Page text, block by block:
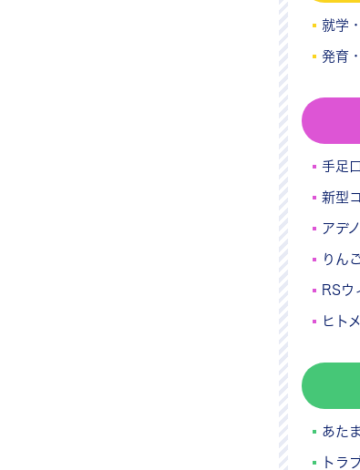
就学
発育
手足
新型
アデ
りん
RSウ
ヒト
あた
トラ